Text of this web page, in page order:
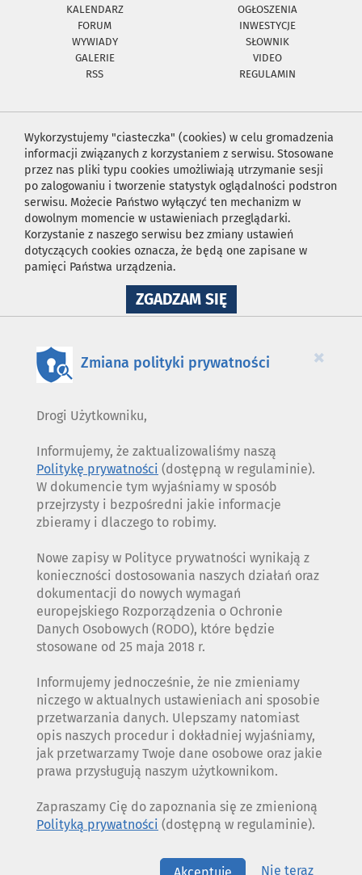
KALENDARZ
OGŁOSZENIA
FORUM
INWESTYCJE
WYWIADY
SŁOWNIK
GALERIE
VIDEO
RSS
REGULAMIN
Wykorzystujemy "ciasteczka" (cookies) w celu gromadzenia
informacji związanych z korzystaniem z serwisu. Stosowane
przez nas pliki typu cookies umożliwiają utrzymanie sesji
po zalogowaniu i tworzenie statystyk oglądalności podstron
serwisu. Możecie Państwo wyłączyć ten mechanizm w
dowolnym momencie w ustawieniach przeglądarki.
Korzystanie z naszego serwisu bez zmiany ustawień
dotyczących cookies oznacza, że będą one zapisane w
pamięci Państwa urządzenia.
ZGADZAM SIĘNA
WYKORZYSTANIE
×
Zmiana polityki prywatności
Drogi Użytkowniku,
Informujemy, że zaktualizowaliśmy naszą
Politykę prywatności (dostępną w regulaminie).
W dokumencie tym wyjaśniamy w sposób
przejrzysty i bezpośredni jakie informacje
zbieramy i dlaczego to robimy.
Nowe zapisy w Polityce prywatności wynikają z
konieczności dostosowania naszych działań oraz
dokumentacji do nowych wymagań
europejskiego Rozporządzenia o Ochronie
Danych Osobowych (RODO), które będzie
stosowane od 25 maja 2018 r.
Informujemy jednocześnie, że nie zmieniamy
niczego w aktualnych ustawieniach ani sposobie
przetwarzania danych. Ulepszamy natomiast
opis naszych procedur i dokładniej wyjaśniamy,
jak przetwarzamy Twoje dane osobowe oraz jakie
prawa przysługują naszym użytkownikom.
Zapraszamy Cię do zapoznania się ze zmienioną
Polityką prywatności (dostępną w regulaminie).
Nie teraz